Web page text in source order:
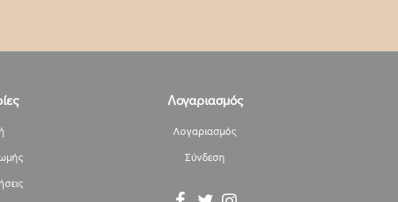
Λογαριασμός
Λογαριασμός
Σύνδεση